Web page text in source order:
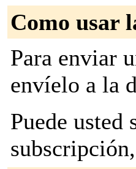
Como usar
Para enviar
envíelo a la
Puede